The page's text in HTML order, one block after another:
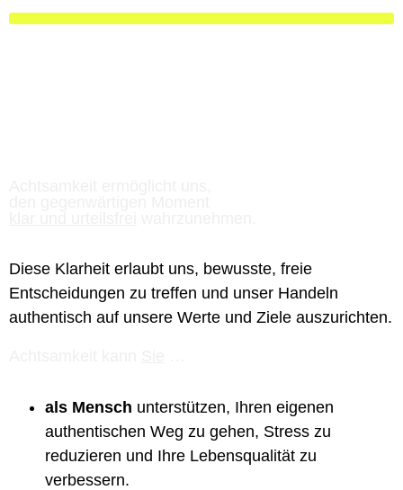
Diese Klarheit erlaubt uns, bewusste, freie
Entscheidungen zu treffen und unser Handeln
authentisch auf unsere Werte und Ziele auszurichten.
als Mensch unterstützen, Ihren eigenen
authentischen Weg zu gehen, Stress zu
reduzieren und Ihre Lebensqualität zu
verbessern.